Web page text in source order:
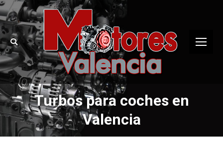
Buscar:
Turbos para coches en
Valencia